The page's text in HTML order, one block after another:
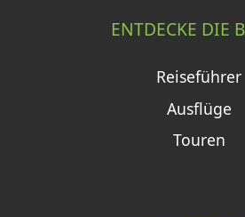
ENTDECKE DIE
Reiseführer
Ausflüge
Touren